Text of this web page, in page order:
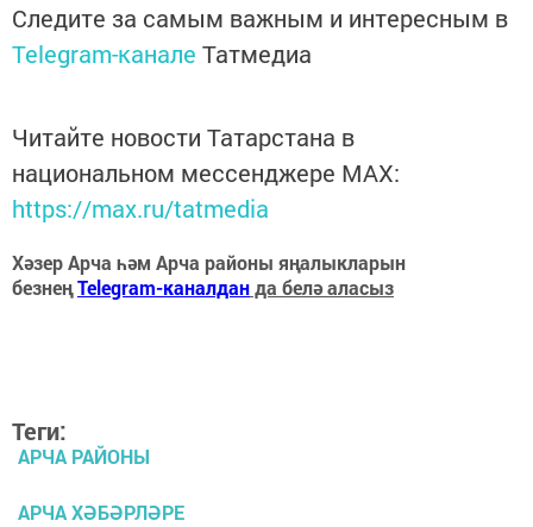
Следите за самым важным и интересным в
Telegram-канале Татмедиа
Читайте новости Татарстана в
национальном мессенджере MАХ:
https://max.ru/tatmedia
Хәзер Арча һәм Арча районы яңалыкларын
безнеңTelegram-каналданда белә аласыз
Теги:
АРЧА РАЙОНЫ
АРЧА ХӘБӘРЛӘРЕ